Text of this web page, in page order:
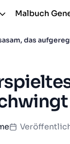
Malbuch
das